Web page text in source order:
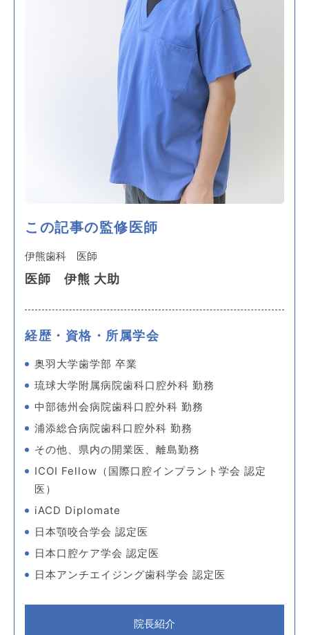
この記事の監修医師
伊熊歯科 医師
医師 伊熊 大助
経歴・資格・所属学会
奥羽大学歯学部 卒業
琉球大学附属病院歯科口腔外科 勤務
中部徳州会病院歯科口腔外科 勤務
浦添総合病院歯科口腔外科 勤務
その他、県内の開業医、離島勤務
ICOI Fellow（国際口腔インプラント学会 認定
医）
iACD Diplomate
日本顎咬合学会 認定医
日本口腔ケア学会 認定医
日本アンチエイジング歯科学会 認定医
院長紹介